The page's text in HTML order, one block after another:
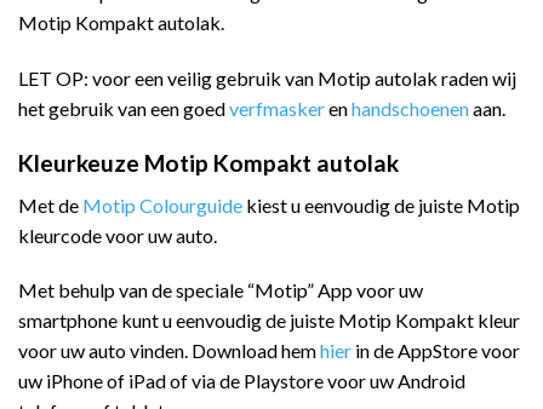
Motip Kompakt autolak.
LET OP: voor een veilig gebruik van Motip autolak raden wij
het gebruik van een goedverfmaskerenhandschoenenaan.
Kleurkeuze Motip Kompakt autolak
Met de Motip Colourguide kiest u eenvoudig de juiste Motip
kleurcode voor uw auto.
Met behulp van de speciale “Motip” App voor uw
smartphone kunt u eenvoudig de juiste Motip Kompakt kleur
voor uw auto vinden. Download hemhier in de AppStore voor
uw iPhone of iPad of via de Playstore voor uw Android